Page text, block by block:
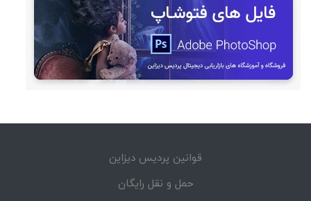
قوانین پردیس دیزاین
حمل و نقل رایگان